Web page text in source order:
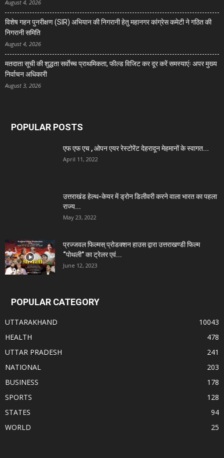
August 4, 2026
विशेष गहन पुनरीक्षण (SIR) अभियान की निगरानी हेतु महानगर कांग्रेस कमेटी ने गठित की
निगरानी समिति
August 4, 2026
मतदाता सूची की शुद्धता सर्वाेच्च प्राथमिकता, फील्ड विजिट कर दूर करें समस्याएंः अपर मुख्य
निर्वाचन अधिकारी
August 3, 2026
POPULAR POSTS
एफ एफ एच , ओपन एयर रेस्टोरेंट देहरादून मेहमानों के स्वागत...
April 11, 2022
उत्तराखंड हेल्थ-केयर में ड्रोन डिलीवरी करने वाला भारत का पहला
राज्य...
May 23, 2022
प्रज्जवल फिल्मस् प्रोडक्शन हाउस द्वारा उत्तराखण्डी फिल्म
“पोथली” का ट्रेलर एवं...
June 12, 2023
POPULAR CATEGORY
UTTARAKHAND
10043
HEALTH
478
UTTAR PRADESH
241
NATIONAL
203
BUSINESS
178
SPORTS
128
STATES
94
WORLD
25